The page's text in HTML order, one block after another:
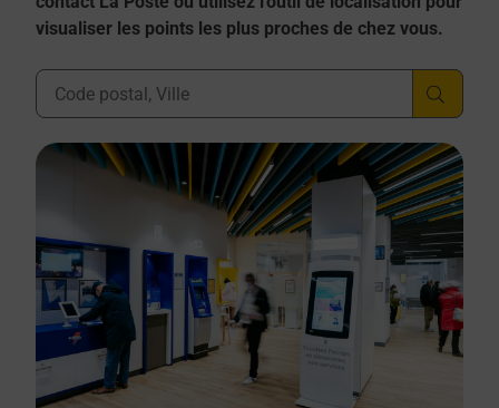
visualiser les points les plus proches de chez vous.
Ville, Département, Code Postal